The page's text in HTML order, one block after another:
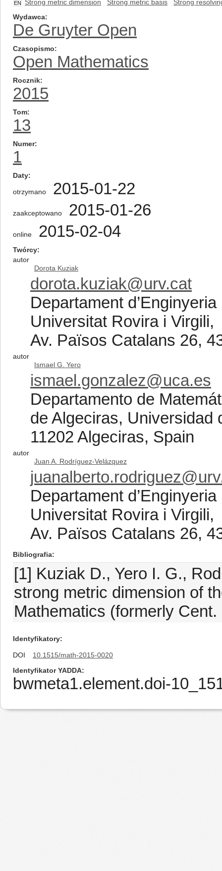
EN Strong metric dimension Strong metric basis
Strong
Wydawca
De Gruyter Open
Czasopismo
Open Mathematics
Rocznik
2015
Tom
13
Numer
1
Daty
otrzymano 2015-01-22
zaakceptowano 2015-01-26
online 2015-02-04
Twórcy
autor
Dorota Kuziak
dorota.kuziak@urv.cat
Departament
Universitat Rovira i Virgili,
Av. Països Catalans 26,
autor
Ismael G. Yero
ismael.gonzalez@uca.es
Departamento de
de Algeciras, Universidad
11202 Algeciras, Spain
autor
Juan A. Rodríguez-Velázquez
Departament
Universitat Rovira i Virgili,
Av. Països Catalans 26,
Bibliografia
[1] Kuziak D., Yero I. G.,
strong metric dimension of
Mathematics (formerly
Identyfikatory
DOI
10.1515/math-2015-0020
Identyfikator YADDA
bwmeta1.element.doi-